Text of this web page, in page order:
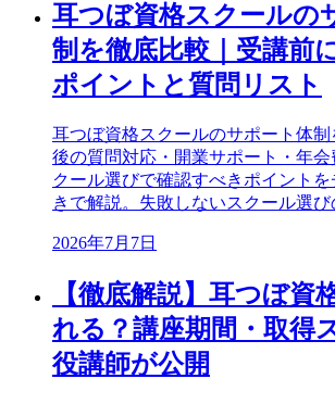
耳つぼ資格スクールの
制を徹底比較｜受講前
ポイントと質問リスト
耳つぼ資格スクールのサポート体
後の質問対応・開業サポート・年
クール選びで確認すべきポイント
きで解説。失敗しないスクール選び
2026年7月7日
【徹底解説】耳つぼ資
れる？講座期間・取得
役講師が公開